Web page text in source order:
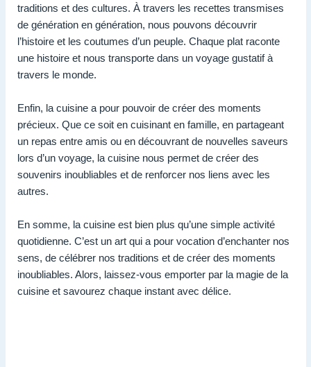
traditions et des cultures. À travers les recettes transmises
de génération en génération, nous pouvons découvrir
l’histoire et les coutumes d’un peuple. Chaque plat raconte
une histoire et nous transporte dans un voyage gustatif à
travers le monde.
Enfin, la cuisine a pour pouvoir de créer des moments
précieux. Que ce soit en cuisinant en famille, en partageant
un repas entre amis ou en découvrant de nouvelles saveurs
lors d’un voyage, la cuisine nous permet de créer des
souvenirs inoubliables et de renforcer nos liens avec les
autres.
En somme, la cuisine est bien plus qu’une simple activité
quotidienne. C’est un art qui a pour vocation d’enchanter nos
sens, de célébrer nos traditions et de créer des moments
inoubliables. Alors, laissez-vous emporter par la magie de la
cuisine et savourez chaque instant avec délice.